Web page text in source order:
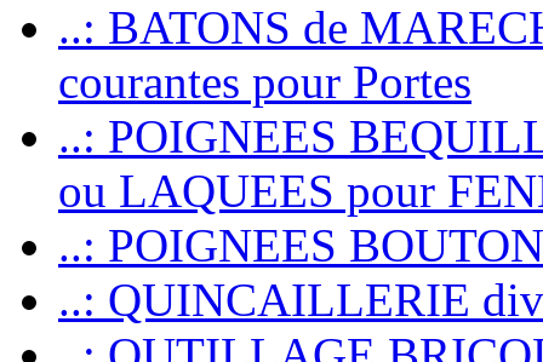
..: BATONS de
courantes pour Portes
..: POIGNEES
ou LAQUEES pour
..: POIGNEES
..: QUINCAILLERIE